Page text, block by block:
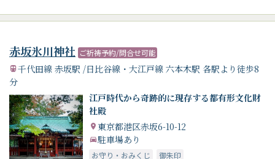
赤坂氷川神社 ご祈祷予約/問合せ可能
千代田線 赤坂駅 /日比谷線・大江戸線 六本木駅 各駅より徒歩8
分
江戸時代から奇跡的に現存する都有形文化財
社殿
東京都港区赤坂6-10-12
駐車場あり
お守り・おみくじ 御朱印